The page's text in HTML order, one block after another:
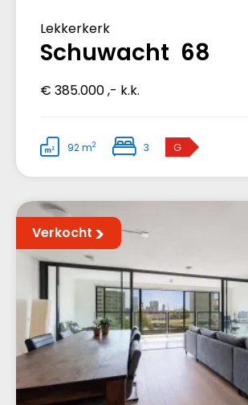
Lekkerkerk
Schuwacht 68
€ 385.000 ,- k.k.
92 m2 3 G
Verkocht